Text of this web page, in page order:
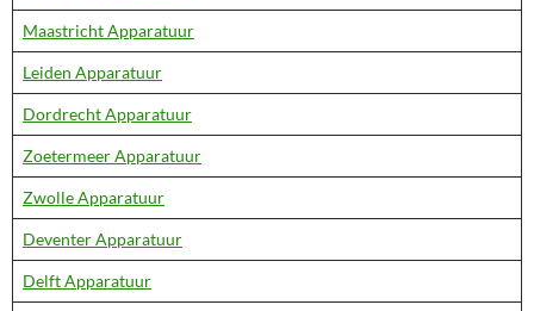
Maastricht Apparatuur
Leiden Apparatuur
Dordrecht Apparatuur
Zoetermeer Apparatuur
Zwolle Apparatuur
Deventer Apparatuur
Delft Apparatuur